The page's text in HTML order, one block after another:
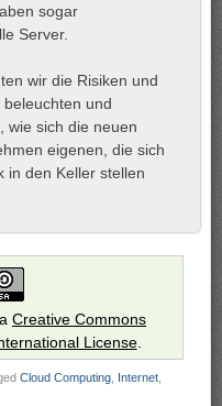
sogar
Server.
wir die Risiken und
und
wie sich die neuen
eigenen, die sich
in den Keller stellen
Creative Commons
License.
Cloud Computing Internet